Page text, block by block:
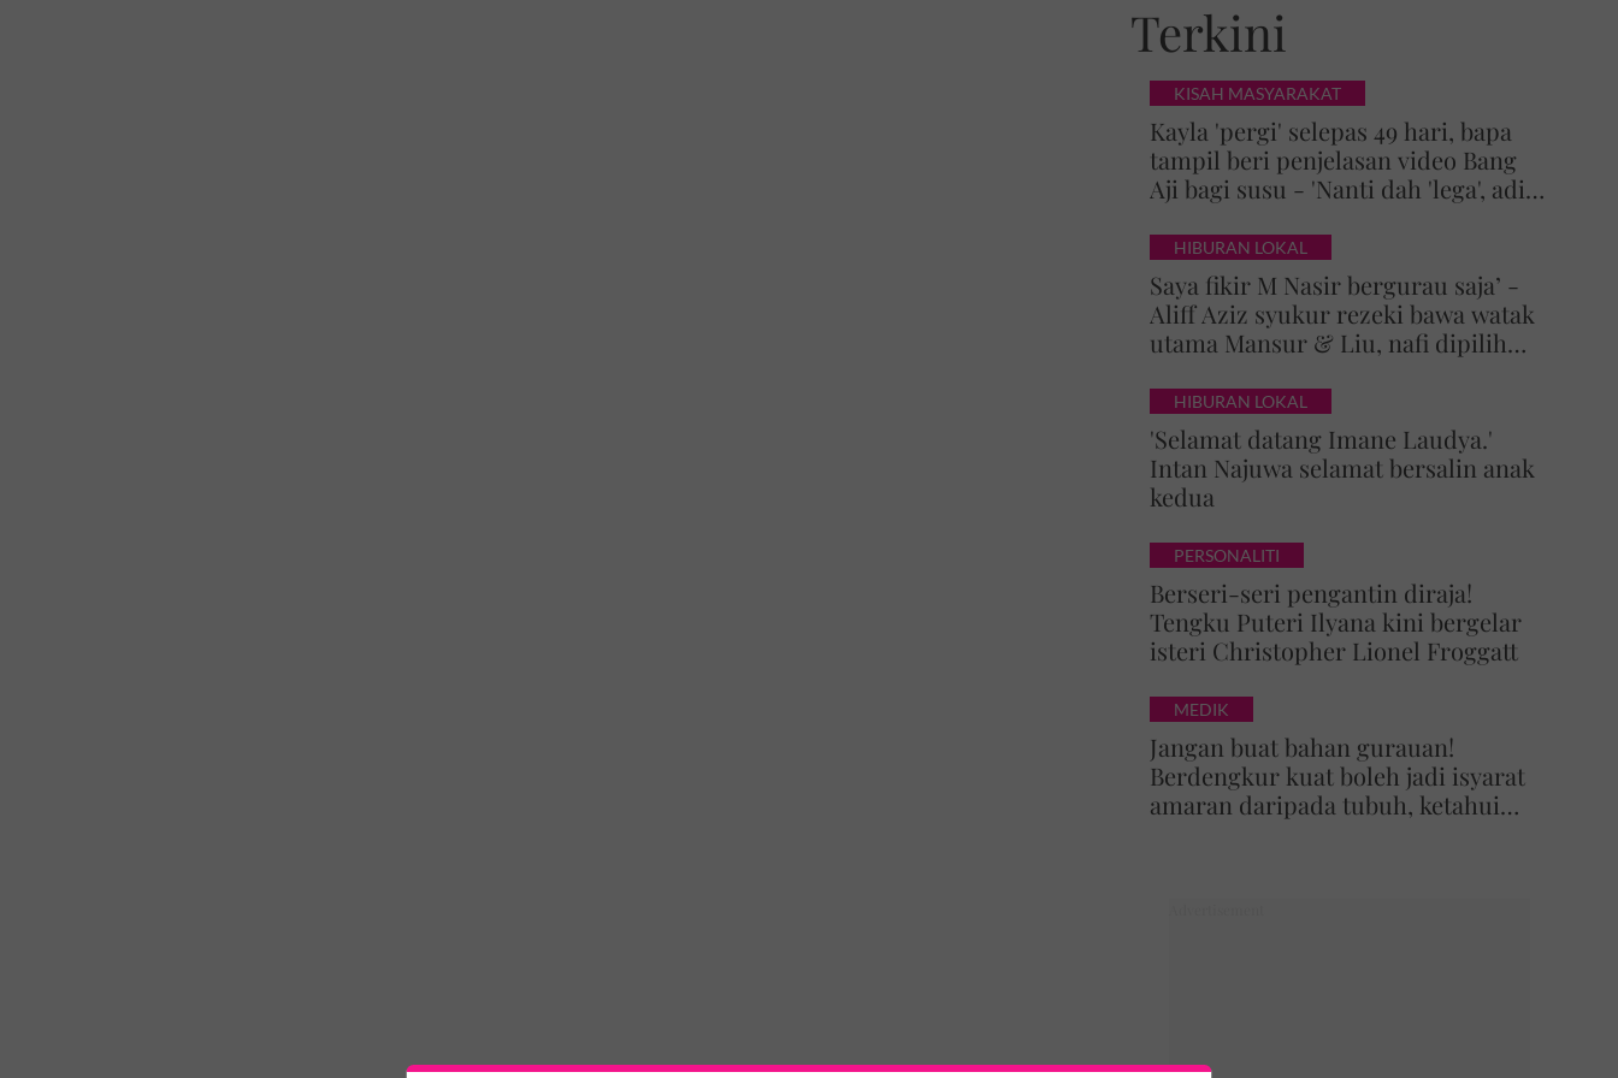
Terkini
KISAH MASYARAKAT
Kayla 'pergi' selepas 49 hari, bapa
tampil beri penjelasan video Bang
Aji bagi susu - 'Nanti dah 'lega', adik
HIBURAN LOKAL
Saya fikir M Nasir bergurau saja’ -
Aliff Aziz syukur rezeki bawa watak
utama Mansur & Liu, nafi dipilih
HIBURAN LOKAL
'Selamat datang Imane Laudya.'
Intan Najuwa selamat bersalin anak
kedua
PERSONALITI
Berseri-seri pengantin diraja!
Tengku Puteri Ilyana kini bergelar
isteri Christopher Lionel Froggatt
MEDIK
Jangan buat bahan gurauan!
Berdengkur kuat boleh jadi isyarat
amaran daripada tubuh, ketahui